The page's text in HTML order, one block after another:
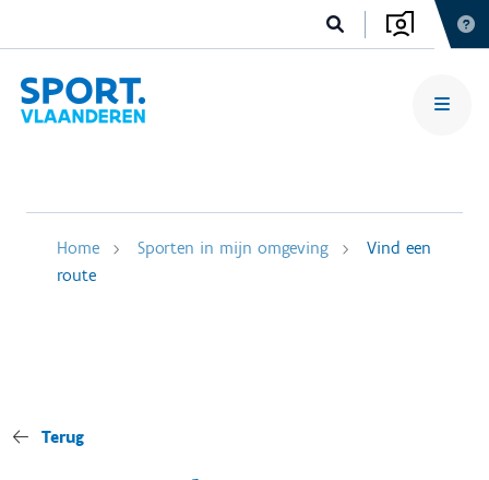
Home Sporten in mijn omgeving
Vind een
route
Terug